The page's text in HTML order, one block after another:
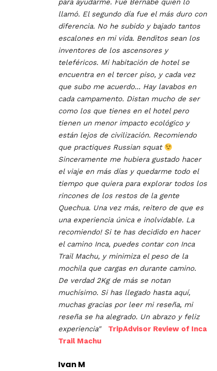
para ayudarme. Fue Bernabé quien lo
llamó. El segundo día fue el más duro con
diferencia. No he subido y bajado tantos
escalones en mi vida. Benditos sean los
inventores de los ascensores y
teleféricos. Mi habitación de hotel se
encuentra en el tercer piso, y cada vez
que subo me acuerdo... Hay lavabos en
cada campamento. Distan mucho de ser
como los que tienes en el hotel pero
tienen un menor impacto ecológico y
están lejos de civilización. Recomiendo
que practiques Russian squat
Sinceramente me hubiera gustado hacer
el viaje en más días y quedarme todo el
tiempo que quiera para explorar todos los
rincones de los restos de la gente
Quechua. Una vez más, reitero de que es
una experiencia única e inolvidable. La
recomiendo! Si te has decidido en hacer
el camino Inca, puedes contar con Inca
Trail Machu, y minimiza el peso de la
mochila que cargas en durante camino.
De verdad 2Kg de más se notan
muchísimo. Si has llegado hasta aquí,
muchas gracias por leer mi reseña, mi
reseña se ha alegrado. Un abrazo y feliz
experiencia"
TripAdvisor Review of Inca
Trail Machu
Ivan M